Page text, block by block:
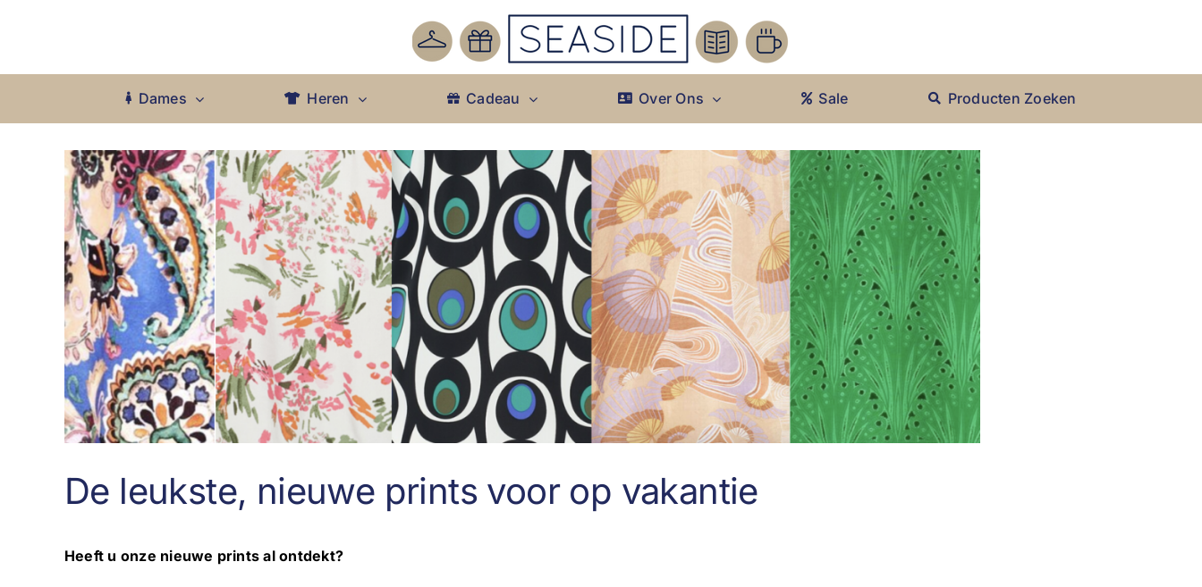
Dames Heren Cadeau Over Ons Sale Producten Zoeken
De leukste, nieuwe prints voor op vakantie
Heeft u onze nieuwe prints al ontdekt?